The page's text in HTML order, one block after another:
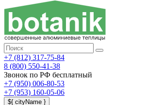
+7 (812) 317-75-84
8 (800) 550-41-38
Звонок по РФ бесплатный
+7 (950) 006-80-53
+7 (953) 160-05-06
${ cityName }